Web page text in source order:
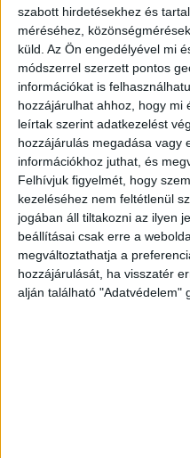
szabott hirdetésekhez és
méréséhez,
küld. Az Ön engedélyével mi
módszerrel szerzett pontos
információkat is
hozzájárulhat ahhoz, hogy mi
leírtak szerint adatkezelést
hozzájárulás megadása vagy
információkhoz juthat, és
Felhívjuk figyelmét, hogy
kezeléséhez nem feltétlenül
jogában áll tiltakozni az ilyen
beállításai csak erre a
megváltoztathatja a
hozzájárulását, ha visszatér
alján található "Adatvédelem"
Egyedül van, de
Igaz, hogy már egy
nem jelenti azt, hogy a
társasága. Bevallása
illetve magányosnak
látszatra nem vagyok
nagyon
ülök le, kivel szívok
van pár meghívásom,
hova megyek –
Ilona a Dr. Milesz